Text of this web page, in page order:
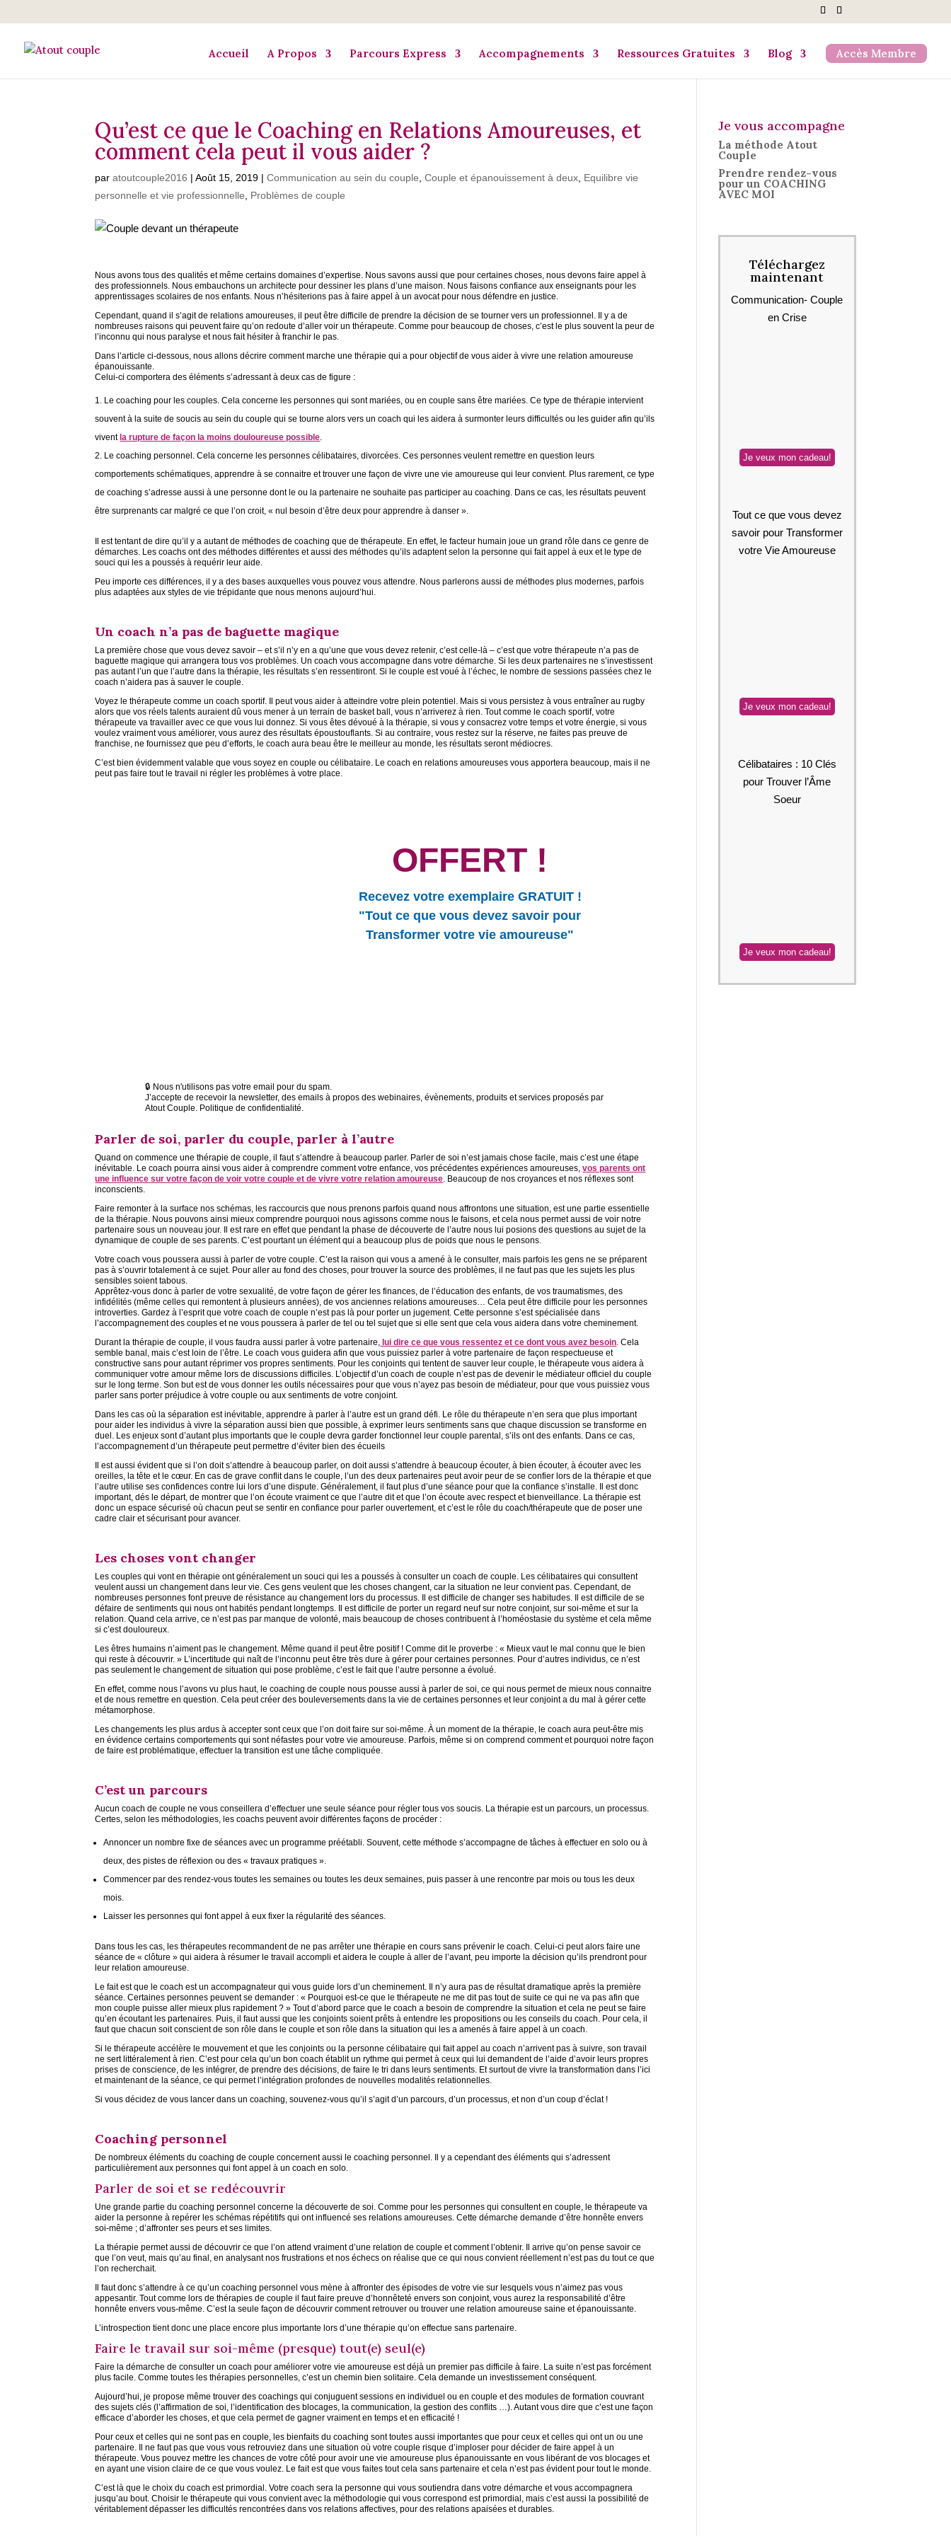
Accueil A Propos Parcours Express Accompagnements Ressources Gratuites Blog Accès Membre
Qu’est ce que le Coaching en Relations Amoureuses, et
comment cela peut il vous aider ?
paratoutcouple2016 |Août 15, 2019 |Communication au sein du couple ,Couple et épanouissement à deux Equilibre vie
personnelle et vie professionnelle
Problèmes de couple
Nous avons tous des qualités et même certains domaines d’expertise. Nous savons aussi que pour certaines choses, nous devons faire appel à
des professionnels. Nous embauchons un architecte pour dessiner les plans d’une maison. Nous faisons confiance aux enseignants pour les
apprentissages scolaires de nos enfants. Nous n’hésiterions pas à faire appel à un avocat pour nous défendre en justice.
Cependant, quand il s’agit de relations amoureuses, il peut être difficile de prendre la décision de se tourner vers un professionnel. Il y a de
nombreuses raisons qui peuvent faire qu’on redoute d’aller voir un thérapeute. Comme pour beaucoup de choses, c’est le plus souvent la peur de
l’inconnu qui nous paralyse et nous fait hésiter à franchir le pas.
Dans l’article ci-dessous, nous allons décrire comment marche une thérapie qui a pour objectif de vous aider à vivre une relation amoureuse
épanouissante.
Celui-ci comportera des éléments s’adressant à deux cas de figure :
Le coaching pour les couples. Cela concerne les personnes qui sont mariées, ou en couple sans être mariées. Ce type de thérapie intervient
souvent à la suite de soucis au sein du couple qui se tourne alors vers un coach qui les aidera à surmonter leurs difficultés ou les guider afin qu’ils
vivent la rupture de façon la moins douloureuse possible.
Le coaching personnel. Cela concerne les personnes célibataires, divorcées. Ces personnes veulent remettre en question leurs
comportements schématiques, apprendre à se connaitre et trouver une façon de vivre une vie amoureuse qui leur convient. Plus rarement, ce type
de coaching s’adresse aussi à une personne dont le ou la partenaire ne souhaite pas participer au coaching. Dans ce cas, les résultats peuvent
être surprenants car malgré ce que l’on croit, « nul besoin d’être deux pour apprendre à danser ».
Il est tentant de dire qu’il y a autant de méthodes de coaching que de thérapeute. En effet, le facteur humain joue un grand rôle dans ce genre de
démarches. Les coachs ont des méthodes différentes et aussi des méthodes qu’ils adaptent selon la personne qui fait appel à eux et le type de
souci qui les a poussés à requérir leur aide.
Peu importe ces différences, il y a des bases auxquelles vous pouvez vous attendre. Nous parlerons aussi de méthodes plus modernes, parfois
plus adaptées aux styles de vie trépidante que nous menons aujourd’hui.
Un coach n’a pas de baguette magique
La première chose que vous devez savoir – et s’il n’y en a qu’une que vous devez retenir, c’est celle-là – c’est que votre thérapeute n’a pas de
baguette magique qui arrangera tous vos problèmes. Un coach vous accompagne dans votre démarche. Si les deux partenaires ne s’investissent
pas autant l’un que l’autre dans la thérapie, les résultats s’en ressentiront. Si le couple est voué à l’échec, le nombre de sessions passées chez le
coach n’aidera pas à sauver le couple.
Voyez le thérapeute comme un coach sportif. Il peut vous aider à atteindre votre plein potentiel. Mais si vous persistez à vous entraîner au rugby
alors que vos réels talents auraient dû vous mener à un terrain de basket ball, vous n’arriverez à rien. Tout comme le coach sportif, votre
thérapeute va travailler avec ce que vous lui donnez. Si vous êtes dévoué à la thérapie, si vous y consacrez votre temps et votre énergie, si vous
voulez vraiment vous améliorer, vous aurez des résultats époustouflants. Si au contraire, vous restez sur la réserve, ne faites pas preuve de
franchise, ne fournissez que peu d’efforts, le coach aura beau être le meilleur au monde, les résultats seront médiocres.
C’est bien évidemment valable que vous soyez en couple ou célibataire. Le coach en relations amoureuses vous apportera beaucoup, mais il ne
peut pas faire tout le travail ni régler les problèmes à votre place.
OFFERT !
Recevez votre exemplaire GRATUIT !
"Tout ce que vous devez savoir pour
Transformer votre vie amoureuse"
🔒 Nous n'utilisons pas votre email pour du spam.
J’accepte de recevoir la newsletter, des emails à propos des webinaires, évènements, produits et services proposés par
Atout Couple. Politique de confidentialité.
Parler de soi, parler du couple, parler à l’autre
Quand on commence une thérapie de couple, il faut s’attendre à beaucoup parler. Parler de soi n’est jamais chose facile, mais c’est une étape
inévitable. Le coach pourra ainsi vous aider à comprendre comment votre enfance, vos précédentes expériences amoureuses,vos parents ont
une influence sur votre façon de voir votre couple et de vivre votre relation amoureuse. Beaucoup de nos croyances et nos réflexes sont
inconscients.
Faire remonter à la surface nos schémas, les raccourcis que nous prenons parfois quand nous affrontons une situation, est une partie essentielle
de la thérapie. Nous pouvons ainsi mieux comprendre pourquoi nous agissons comme nous le faisons, et cela nous permet aussi de voir notre
partenaire sous un nouveau jour. Il est rare en effet que pendant la phase de découverte de l’autre nous lui posions des questions au sujet de la
dynamique de couple de ses parents. C’est pourtant un élément qui a beaucoup plus de poids que nous le pensons.
Votre coach vous poussera aussi à parler de votre couple. C’est la raison qui vous a amené à le consulter, mais parfois les gens ne se préparent
pas à s’ouvrir totalement à ce sujet. Pour aller au fond des choses, pour trouver la source des problèmes, il ne faut pas que les sujets les plus
sensibles soient tabous.
Apprêtez-vous donc à parler de votre sexualité, de votre façon de gérer les finances, de l’éducation des enfants, de vos traumatismes, des
infidélités (même celles qui remontent à plusieurs années), de vos anciennes relations amoureuses… Cela peut être difficile pour les personnes
introverties. Gardez à l’esprit que votre coach de couple n’est pas là pour porter un jugement. Cette personne s’est spécialisée dans
l’accompagnement des couples et ne vous poussera à parler de tel ou tel sujet que si elle sent que cela vous aidera dans votre cheminement.
Durant la thérapie de couple, il vous faudra aussi parler à votre partenaire, lui dire ce que vous ressentez et ce dont vous avez besoin. Cela
semble banal, mais c’est loin de l’être. Le coach vous guidera afin que vous puissiez parler à votre partenaire de façon respectueuse et
constructive sans pour autant réprimer vos propres sentiments. Pour les conjoints qui tentent de sauver leur couple, le thérapeute vous aidera à
communiquer votre amour même lors de discussions difficiles. L’objectif d’un coach de couple n’est pas de devenir le médiateur officiel du couple
sur le long terme. Son but est de vous donner les outils nécessaires pour que vous n’ayez pas besoin de médiateur, pour que vous puissiez vous
parler sans porter préjudice à votre couple ou aux sentiments de votre conjoint.
Dans les cas où la séparation est inévitable, apprendre à parler à l’autre est un grand défi. Le rôle du thérapeute n’en sera que plus important
pour aider les individus à vivre la séparation aussi bien que possible, à exprimer leurs sentiments sans que chaque discussion se transforme en
duel. Les enjeux sont d’autant plus importants que le couple devra garder fonctionnel leur couple parental, s’ils ont des enfants. Dans ce cas,
l’accompagnement d’un thérapeute peut permettre d’éviter bien des écueils
Il est aussi évident que si l’on doit s’attendre à beaucoup parler, on doit aussi s’attendre à beaucoup écouter, à bien écouter, à écouter avec les
oreilles, la tête et le cœur. En cas de grave conflit dans le couple, l’un des deux partenaires peut avoir peur de se confier lors de la thérapie et que
l’autre utilise ses confidences contre lui lors d’une dispute. Généralement, il faut plus d’une séance pour que la confiance s’installe. Il est donc
important, dés le départ, de montrer que l’on écoute vraiment ce que l’autre dit et que l’on écoute avec respect et bienveillance. La thérapie est
donc un espace sécurisé où chacun peut se sentir en confiance pour parler ouvertement, et c’est le rôle du coach/thérapeute que de poser une
cadre clair et sécurisant pour avancer.
Les choses vont changer
Les couples qui vont en thérapie ont généralement un souci qui les a poussés à consulter un coach de couple. Les célibataires qui consultent
veulent aussi un changement dans leur vie. Ces gens veulent que les choses changent, car la situation ne leur convient pas. Cependant, de
nombreuses personnes font preuve de résistance au changement lors du processus. Il est difficile de changer ses habitudes. Il est difficile de se
défaire de sentiments qui nous ont habités pendant longtemps. Il est difficile de porter un regard neuf sur notre conjoint, sur soi-même et sur la
relation. Quand cela arrive, ce n’est pas par manque de volonté, mais beaucoup de choses contribuent à l’homéostasie du système et cela même
si c’est douloureux.
Les êtres humains n’aiment pas le changement. Même quand il peut être positif ! Comme dit le proverbe : « Mieux vaut le mal connu que le bien
qui reste à découvrir. » L’incertitude qui naît de l’inconnu peut être très dure à gérer pour certaines personnes. Pour d’autres individus, ce n’est
pas seulement le changement de situation qui pose problème, c’est le fait que l’autre personne a évolué.
En effet, comme nous l’avons vu plus haut, le coaching de couple nous pousse aussi à parler de soi, ce qui nous permet de mieux nous connaitre
et de nous remettre en question. Cela peut créer des bouleversements dans la vie de certaines personnes et leur conjoint a du mal à gérer cette
métamorphose.
Les changements les plus ardus à accepter sont ceux que l’on doit faire sur soi-même. À un moment de la thérapie, le coach aura peut-être mis
en évidence certains comportements qui sont néfastes pour votre vie amoureuse. Parfois, même si on comprend comment et pourquoi notre façon
de faire est problématique, effectuer la transition est une tâche compliquée.
C’est un parcours
Aucun coach de couple ne vous conseillera d’effectuer une seule séance pour régler tous vos soucis. La thérapie est un parcours, un processus.
Certes, selon les méthodologies, les coachs peuvent avoir différentes façons de procéder :
Annoncer un nombre fixe de séances avec un programme préétabli. Souvent, cette méthode s’accompagne de tâches à effectuer en solo ou à
deux, des pistes de réflexion ou des « travaux pratiques ».
Commencer par des rendez-vous toutes les semaines ou toutes les deux semaines, puis passer à une rencontre par mois ou tous les deux
mois.
Laisser les personnes qui font appel à eux fixer la régularité des séances.
Dans tous les cas, les thérapeutes recommandent de ne pas arrêter une thérapie en cours sans prévenir le coach. Celui-ci peut alors faire une
séance de « clôture » qui aidera à résumer le travail accompli et aidera le couple à aller de l’avant, peu importe la décision qu’ils prendront pour
leur relation amoureuse.
Le fait est que le coach est un accompagnateur qui vous guide lors d’un cheminement. Il n’y aura pas de résultat dramatique après la première
séance. Certaines personnes peuvent se demander : « Pourquoi est-ce que le thérapeute ne me dit pas tout de suite ce qui ne va pas afin que
mon couple puisse aller mieux plus rapidement ? » Tout d’abord parce que le coach a besoin de comprendre la situation et cela ne peut se faire
qu’en écoutant les partenaires. Puis, il faut aussi que les conjoints soient prêts à entendre les propositions ou les conseils du coach. Pour cela, il
faut que chacun soit conscient de son rôle dans le couple et son rôle dans la situation qui les a amenés à faire appel à un coach.
Si le thérapeute accélère le mouvement et que les conjoints ou la personne célibataire qui fait appel au coach n’arrivent pas à suivre, son travail
ne sert littéralement à rien. C’est pour cela qu’un bon coach établit un rythme qui permet à ceux qui lui demandent de l’aide d’avoir leurs propres
prises de conscience, de les intégrer, de prendre des décisions, de faire le tri dans leurs sentiments. Et surtout de vivre la transformation dans l’ici
et maintenant de la séance, ce qui permet l’intégration profondes de nouvelles modalités relationnelles.
Si vous décidez de vous lancer dans un coaching, souvenez-vous qu’il s’agit d’un parcours, d’un processus, et non d’un coup d’éclat !
Coaching personnel
De nombreux éléments du coaching de couple concernent aussi le coaching personnel. Il y a cependant des éléments qui s’adressent
particulièrement aux personnes qui font appel à un coach en solo.
Parler de soi et se redécouvrir
Une grande partie du coaching personnel concerne la découverte de soi. Comme pour les personnes qui consultent en couple, le thérapeute va
aider la personne à repérer les schémas répétitifs qui ont influencé ses relations amoureuses. Cette démarche demande d’être honnête envers
soi-même ; d’affronter ses peurs et ses limites.
La thérapie permet aussi de découvrir ce que l’on attend vraiment d’une relation de couple et comment l’obtenir. Il arrive qu’on pense savoir ce
que l’on veut, mais qu’au final, en analysant nos frustrations et nos échecs on réalise que ce qui nous convient réellement n’est pas du tout ce que
l’on recherchait.
Il faut donc s’attendre à ce qu’un coaching personnel vous mène à affronter des épisodes de votre vie sur lesquels vous n’aimez pas vous
appesantir. Tout comme lors de thérapies de couple il faut faire preuve d’honnêteté envers son conjoint, vous aurez la responsabilité d’être
honnête envers vous-même. C’est la seule façon de découvrir comment retrouver ou trouver une relation amoureuse saine et épanouissante.
L’introspection tient donc une place encore plus importante lors d’une thérapie qu’on effectue sans partenaire.
Faire le travail sur soi-même (presque) tout(e) seul(e)
Faire la démarche de consulter un coach pour améliorer votre vie amoureuse est déjà un premier pas difficile à faire. La suite n’est pas forcément
plus facile. Comme toutes les thérapies personnelles, c’est un chemin bien solitaire. Cela demande un investissement conséquent.
Aujourd’hui, je propose même trouver des coachings qui conjuguent sessions en individuel ou en couple et des modules de formation couvrant
des sujets clés (l’affirmation de soi, l’identification des blocages, la communication, la gestion des conflits …). Autant vous dire que c’est une façon
efficace d’aborder les choses, et que cela permet de gagner vraiment en temps et en efficacité !
Pour ceux et celles qui ne sont pas en couple, les bienfaits du coaching sont toutes aussi importantes que pour ceux et celles qui ont un ou une
partenaire. Il ne faut pas que vous vous retrouviez dans une situation où votre couple risque d’imploser pour décider de faire appel à un
thérapeute. Vous pouvez mettre les chances de votre côté pour avoir une vie amoureuse plus épanouissante en vous libérant de vos blocages et
en ayant une vision claire de ce que vous voulez. Le fait est que vous faites tout cela sans partenaire et cela n’est pas évident pour tout le monde.
C’est là que le choix du coach est primordial. Votre coach sera la personne qui vous soutiendra dans votre démarche et vous accompagnera
jusqu’au bout. Choisir le thérapeute qui vous convient avec la méthodologie qui vous correspond est primordial, mais c’est aussi la possibilité de
véritablement dépasser les difficultés rencontrées dans vos relations affectives, pour des relations apaisées et durables.
Je vous accompagne
La méthode Atout
Couple
Prendre rendez-vous
pour un COACHING
AVEC MOI
Téléchargez
maintenant
Communication- Couple
en Crise
Tout ce que vous devez
savoir pour Transformer
votre Vie Amoureuse
Célibataires : 10 Clés
pour Trouver l’Âme
Soeur